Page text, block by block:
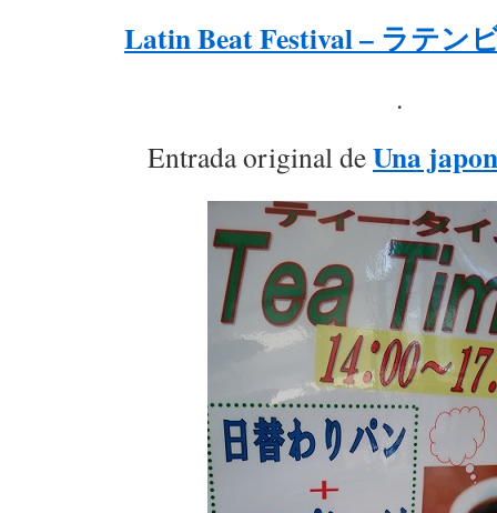
Latin Beat Festival – ラテン
.
Entrada original deUna